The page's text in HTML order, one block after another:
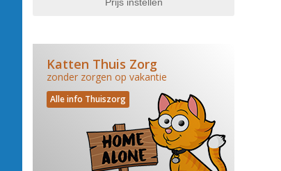
Katten Thuis Zorg
zonder zorgen op vakantie
Alle info Thuiszorg